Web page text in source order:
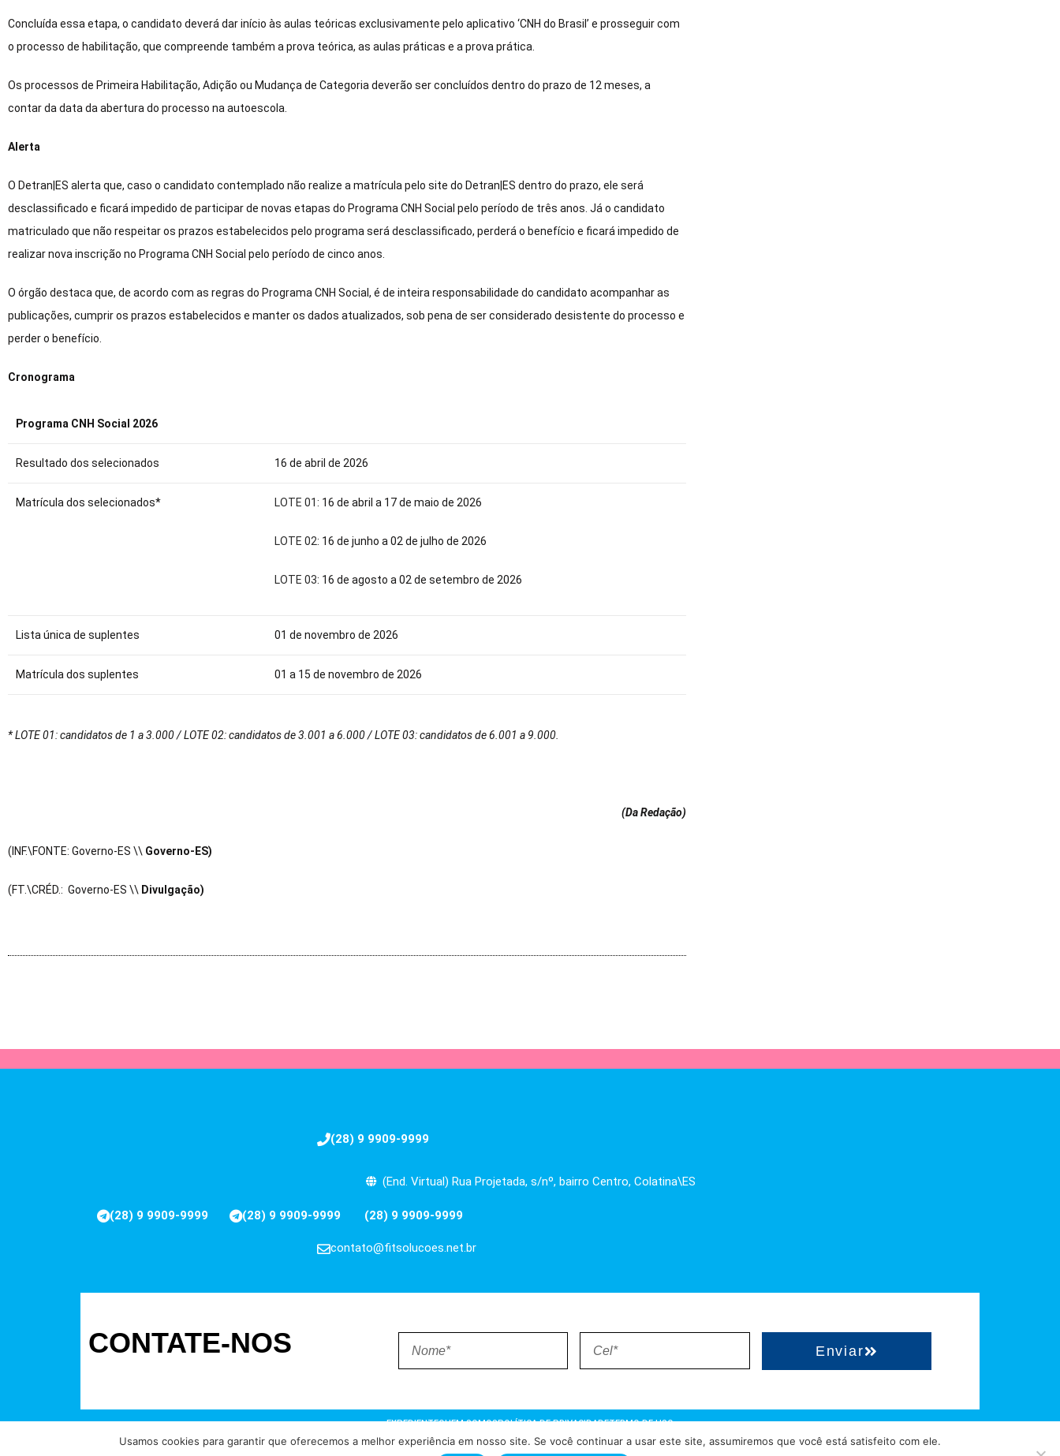
Concluída essa etapa, o candidato deverá dar início às aulas teóricas exclusivamente pelo aplicativo ‘CNH do Brasil’ e prosseguir com
o processo de habilitação, que compreende também a prova teórica, as aulas práticas e a prova prática.
Os processos de Primeira Habilitação, Adição ou Mudança de Categoria deverão ser concluídos dentro do prazo de 12 meses, a
contar da data da abertura do processo na autoescola.
Alerta
O Detran|ES alerta que, caso o candidato contemplado não realize a matrícula pelo site do Detran|ES dentro do prazo, ele será
desclassificado e ficará impedido de participar de novas etapas do Programa CNH Social pelo período de três anos. Já o candidato
matriculado que não respeitar os prazos estabelecidos pelo programa será desclassificado, perderá o benefício e ficará impedido de
realizar nova inscrição no Programa CNH Social pelo período de cinco anos.
O órgão destaca que, de acordo com as regras do Programa CNH Social, é de inteira responsabilidade do candidato acompanhar as
publicações, cumprir os prazos estabelecidos e manter os dados atualizados, sob pena de ser considerado desistente do processo e
perder o benefício.
Cronograma
Programa CNH Social 2026
Resultado dos selecionados 16 de abril de 2026
Matrícula dos selecionados* LOTE 01: 16 de abril a 17 de maio de 2026
LOTE 02: 16 de junho a 02 de julho de 2026
LOTE 03: 16 de agosto a 02 de setembro de 2026
Lista única de suplentes 01 de novembro de 2026
Matrícula dos suplentes 01 a 15 de novembro de 2026
* LOTE 01: candidatos de 1 a 3.000 / LOTE 02: candidatos de 3.001 a 6.000 / LOTE 03: candidatos de 6.001 a 9.000.
(Da Redação)
(INF.\FONTE: Governo-ES \\ Governo-ES)
(FT.\CRÉD.: Governo-ES \\ Divulgação)
(28) 9 9909-9999
(End. Virtual) Rua Projetada, s/nº, bairro Centro, Colatina\ES
(28) 9 9909-9999 (28) 9 9909-9999 (28) 9 9909-9999
contato@fitsolucoes.net.br
CONTATE-NOS Enviar
EXPEDIENTEQUEM SOMOSPOLÍTICA DE PRIVACIDADETERMO DE USO
Usamos cookies para garantir que oferecemos a melhor experiência em nosso site. Se você continuar a usar este site, assumiremos que você está satisfeito com ele.